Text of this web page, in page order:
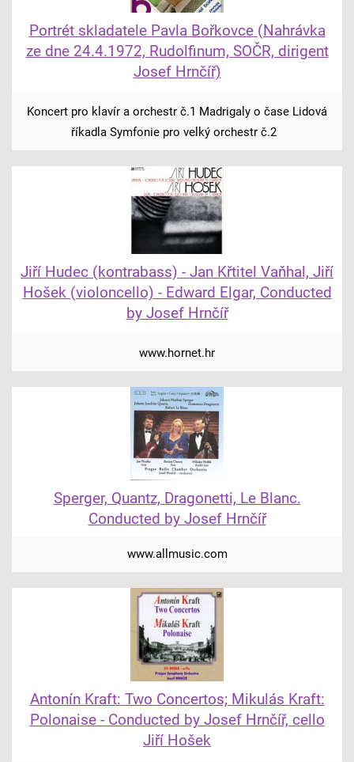
Portrét skladatele Pavla Bořkovce (Nahrávka
ze dne 24.4.1972, Rudolfinum, SOČR, dirigent
Josef Hrnčíř)
Koncert pro klavír a orchestr č.1 Madrigaly o čase Lidová
říkadla Symfonie pro velký orchestr č.2
Jiří Hudec (kontrabass) - Jan Křtitel Vaňhal, Jiří
Hošek (violoncello) - Edward Elgar, Conducted
by Josef Hrnčíř
www.hornet.hr
Sperger, Quantz, Dragonetti, Le Blanc.
Conducted by Josef Hrnčíř
www.allmusic.com
Antonín Kraft: Two Concertos; Mikulás Kraft:
Polonaise - Conducted by Josef Hrnčíř, cello
Jiří Hošek